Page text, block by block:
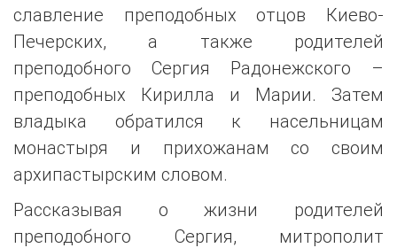
славление преподобных отцов Киево-
Печерских, а также родителей
преподобного Сергия Радонежского –
преподобных Кирилла и Марии. Затем
владыка обратился к насельницам
монастыря и прихожанам со своим
архипастырским словом.
Рассказывая о жизни родителей
преподобного Сергия, митрополит